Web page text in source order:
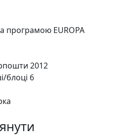
програмою EUROPA
2012
блоці 6